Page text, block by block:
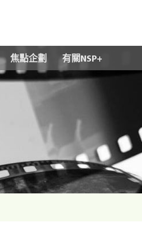
to main content
焦點企劃 有關NSP+